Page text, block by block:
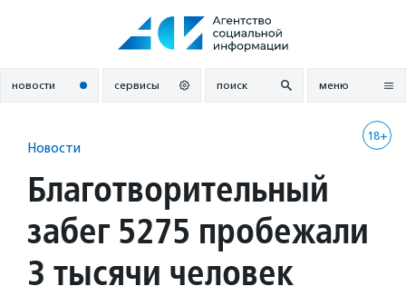
новости сервисы поиск меню
18+
Новости
Благотворительный
забег 5275 пробежали
3 тысячи человек